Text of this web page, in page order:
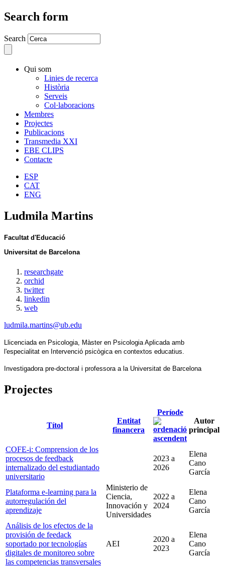
Search form
Search
Qui som
Linies de recerca
Història
Serveis
Col·laboracions
Membres
Projectes
Publicacions
Transmedia XXI
EBE CLIPS
Contacte
ESP
CAT
ENG
Ludmila Martins
Facultat d'Educació
Universitat de Barcelona
researchgate
orchid
twitter
linkedin
web
ludmila.martins@ub.edu
Llicenciada en Psicologia, Màster en Psicologia Aplicada amb
l'especialitat en Intervenció psicògica en contextos educatius.
Investigadora pre-doctoral i professora a la Universitat de Barcelona
Projectes
Títol
Entitat
financera
Període
Autor
principal
COFE-i: Comprension de los
procesos de feedback
internalizado del estudiantado
universitario
2023 a
2026
Elena
Cano
García
Plataforma e-learning para la
autorregulación del
aprendizaje
Ministerio de
Ciencia,
Innovación y
Universidades
2022 a
2024
Elena
Cano
García
Análisis de los efectos de la
provisión de feedack
soportado por tecnologías
digitales de monitoreo sobre
las competencias transversales
AEI
2020 a
2023
Elena
Cano
García